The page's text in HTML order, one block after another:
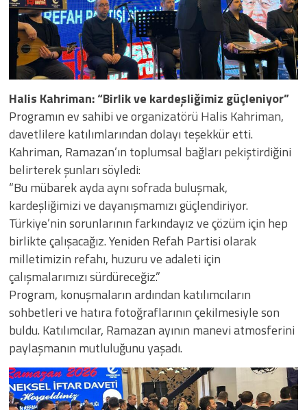
Halis Kahriman: “Birlik ve kardeşliğimiz güçleniyor”
Programın ev sahibi ve organizatörü Halis Kahriman,
davetlilere katılımlarından dolayı teşekkür etti.
Kahriman, Ramazan’ın toplumsal bağları pekiştirdiğini
belirterek şunları söyledi:
“Bu mübarek ayda aynı sofrada buluşmak,
kardeşliğimizi ve dayanışmamızı güçlendiriyor.
Türkiye’nin sorunlarının farkındayız ve çözüm için hep
birlikte çalışacağız. Yeniden Refah Partisi olarak
milletimizin refahı, huzuru ve adaleti için
çalışmalarımızı sürdüreceğiz.”
Program, konuşmaların ardından katılımcıların
sohbetleri ve hatıra fotoğraflarının çekilmesiyle son
buldu. Katılımcılar, Ramazan ayının manevi atmosferini
paylaşmanın mutluluğunu yaşadı.